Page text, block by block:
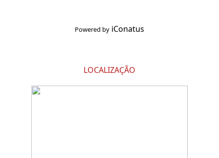
Powered by iConatus
LOCALIZAÇÃO